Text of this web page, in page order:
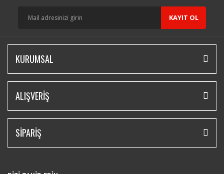
KAYIT OL
KURUMSAL
ALIŞVERİŞ
SİPARİŞ